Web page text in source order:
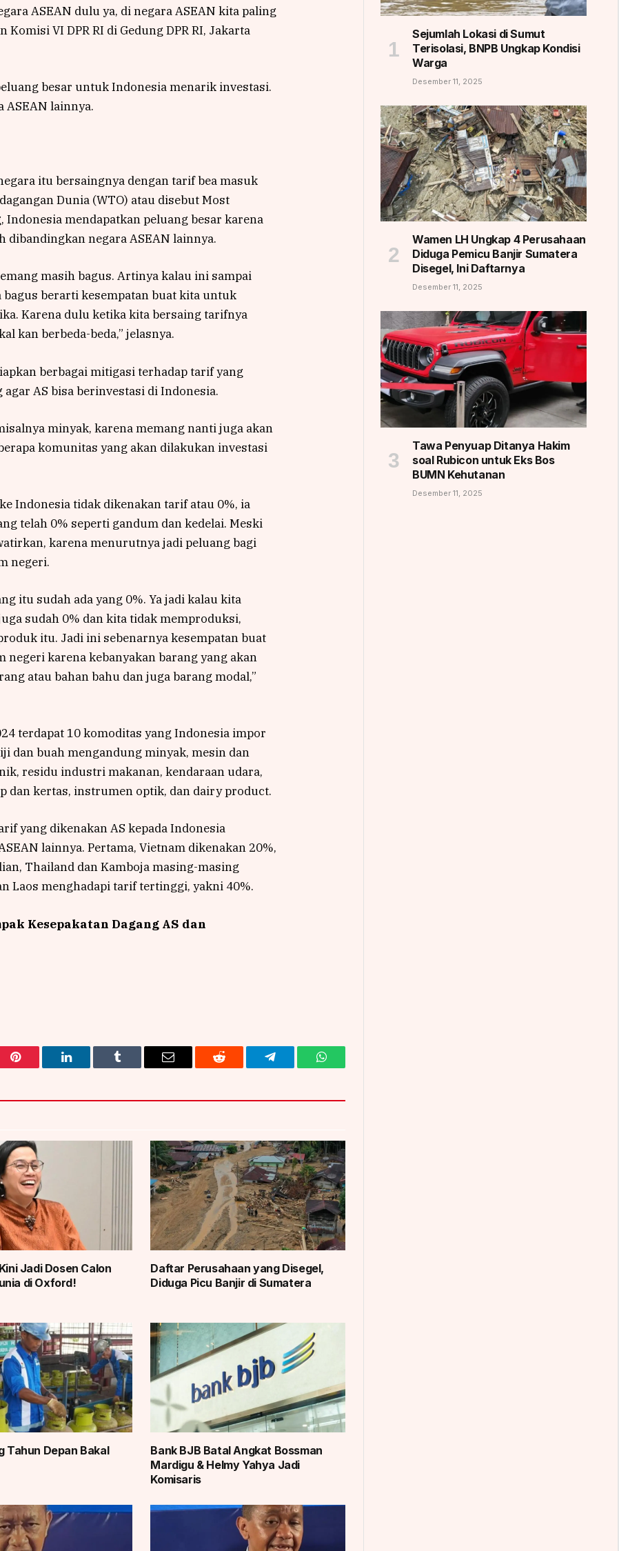
ASEAN dulu ya, di negara ASEAN kita paling
VI DPR RI di Gedung DPR RI, Jakarta
besar untuk Indonesia menarik investasi.
lainnya.
itu bersaingnya dengan tarif bea masuk
Dunia (WTO) atau disebut Most
Indonesia mendapatkan peluang besar karena
dibandingkan negara ASEAN lainnya.
masih bagus. Artinya kalau ini sampai
berarti kesempatan buat kita untuk
Karena dulu ketika kita bersaing tarifnya
kan berbeda-beda,” jelasnya.
berbagai mitigasi terhadap tarif yang
AS bisa berinvestasi di Indonesia.
minyak, karena memang nanti juga akan
komunitas yang akan dilakukan investasi
Indonesia tidak dikenakan tarif atau 0%, ia
telah 0% seperti gandum dan kedelai. Meski
karena menurutnya jadi peluang bagi
negeri.
itu sudah ada yang 0%. Ya jadi kalau kita
sudah 0% dan kita tidak memproduksi,
itu. Jadi ini sebenarnya kesempatan buat
karena kebanyakan barang yang akan
atau bahan bahu dan juga barang modal,”
terdapat 10 komoditas yang Indonesia impor
dan buah mengandung minyak, mesin dan
residu industri makanan, kendaraan udara,
dan kertas, instrumen optik, dan dairy product.
yang dikenakan AS kepada Indonesia
lainnya. Pertama, Vietnam dikenakan 20%,
Thailand dan Kamboja masing-masing
Laos menghadapi tarif tertinggi, yakni 40%.
Kesepakatan Dagang AS dan
Pinterest LinkedIn Tumblr Email Reddit Telegram WhatsApp
Jadi Dosen Calon
di Oxford!
Daftar Perusahaan yang Disegel,
Diduga Picu Banjir di Sumatera
Tahun Depan Bakal
Bank BJB Batal Angkat Bossman
Mardigu & Helmy Yahya Jadi
Komisaris
Sejumlah Lokasi di Sumut
Terisolasi, BNPB Ungkap Kondisi
Warga
Desember 11, 2025
Wamen LH Ungkap 4 Perusahaan
Diduga Pemicu Banjir Sumatera
Disegel, Ini Daftarnya
Desember 11, 2025
Tawa Penyuap Ditanya Hakim
soal Rubicon untuk Eks Bos
BUMN Kehutanan
Desember 11, 2025